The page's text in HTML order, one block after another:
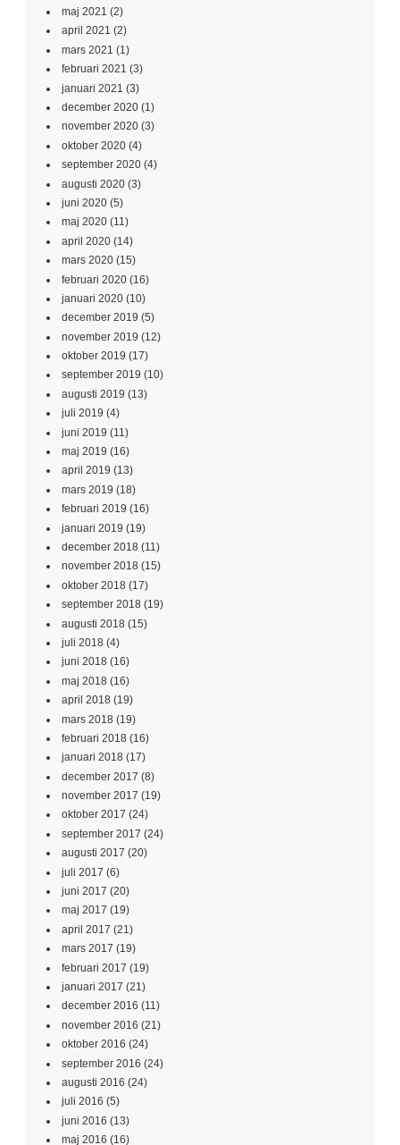
maj 2021 (2)
april 2021 (2)
mars 2021 (1)
februari 2021 (3)
januari 2021 (3)
december 2020 (1)
november 2020 (3)
oktober 2020 (4)
september 2020 (4)
augusti 2020 (3)
juni 2020 (5)
maj 2020 (11)
april 2020 (14)
mars 2020 (15)
februari 2020 (16)
januari 2020 (10)
december 2019 (5)
november 2019 (12)
oktober 2019 (17)
september 2019 (10)
augusti 2019 (13)
juli 2019 (4)
juni 2019 (11)
maj 2019 (16)
april 2019 (13)
mars 2019 (18)
februari 2019 (16)
januari 2019 (19)
december 2018 (11)
november 2018 (15)
oktober 2018 (17)
september 2018 (19)
augusti 2018 (15)
juli 2018 (4)
juni 2018 (16)
maj 2018 (16)
april 2018 (19)
mars 2018 (19)
februari 2018 (16)
januari 2018 (17)
december 2017 (8)
november 2017 (19)
oktober 2017 (24)
september 2017 (24)
augusti 2017 (20)
juli 2017 (6)
juni 2017 (20)
maj 2017 (19)
april 2017 (21)
mars 2017 (19)
februari 2017 (19)
januari 2017 (21)
december 2016 (11)
november 2016 (21)
oktober 2016 (24)
september 2016 (24)
augusti 2016 (24)
juli 2016 (5)
juni 2016 (13)
maj 2016 (16)